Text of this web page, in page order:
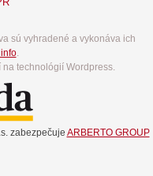
sú vyhradené a vykonáva ich
.
technológií Wordpress.
zabezpečuje ARBERTO GROUP